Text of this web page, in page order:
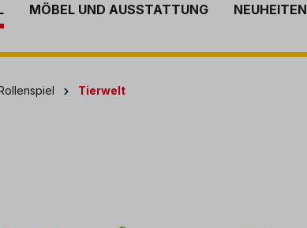
MÖBEL UND AUSSTATTUNG NEUHEITEN
Tierwelt